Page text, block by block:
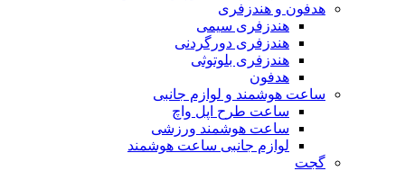
هدفون و هندزفری
هندزفری سیمی
هندزفری دورگردنی
هندزفری بلوتوثی
هدفون
ساعت هوشمند و لوازم جانبی
ساعت طرح اپل واچ
ساعت هوشمند ورزشی
لوازم جانبی ساعت هوشمند
گجت